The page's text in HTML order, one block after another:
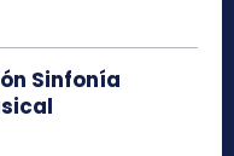
Sinfonía